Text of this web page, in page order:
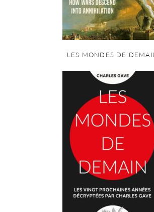
LES MONDES DE